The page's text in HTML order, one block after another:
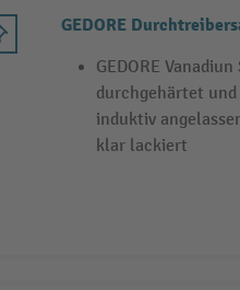
GEDORE
GEDORE
durchgehärtet
induktiv
klar lackiert